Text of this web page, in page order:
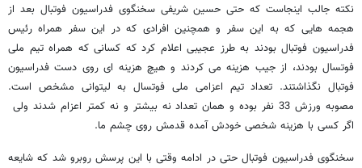
نکته جالب اینجاست که حتی حسین شریفی سخنگوی فدراسیون فوتبال بعد از
هجمه هایی که به این سفر و همچنین افرادی که در این سفر همراه رئیس
فدراسیون فوتبال بودند به طرز عجیبی اعلام کرد که کسانی که همراه تیم ملی
فوتسال بودند، از جیب هزینه می کردند و هیچ هزینه ای روی دست فدراسیون
فوتبال نگذاشتند. تعداد تیم اعزامی ملی فوتسال به لیتوانی مشخص است.
مصوبه ورزش 33 نفر بوده و همان تعداد نه بیشتر و نه کمتر اعزام شدند ولی
اگر کسی با هزینه شخصی خودش ‌آمده قدمش روی چشم ما.
سخنگوی فدراسیون فوتبال حتی در ادامه وقتی با این پرسش روبرو شد که شایعه